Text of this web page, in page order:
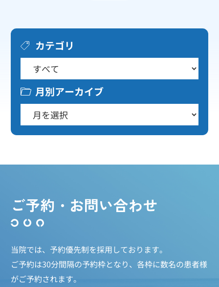
カテゴリ
月別アーカイブ
ご予約・お問い合わせ
当院では、予約優先制を採用しております。
ご予約は30分間隔の予約枠となり、各枠に数名の患者様
がご予約されます。